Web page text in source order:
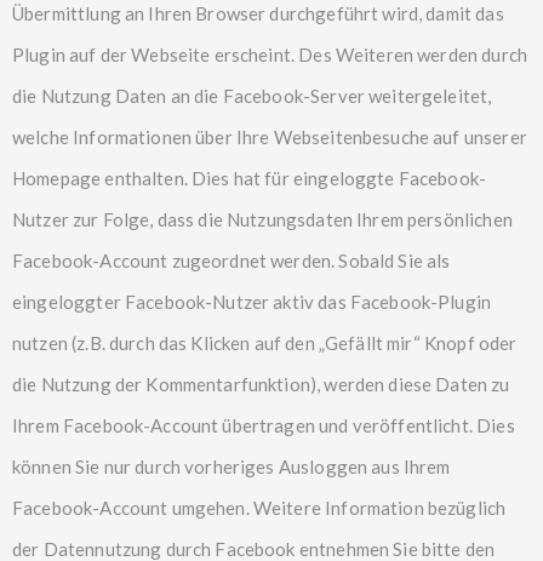
Übermittlung an Ihren Browser durchgeführt wird, damit das
Plugin auf der Webseite erscheint. Des Weiteren werden durch
die Nutzung Daten an die Facebook-Server weitergeleitet,
welche Informationen über Ihre Webseitenbesuche auf unserer
Homepage enthalten. Dies hat für eingeloggte Facebook-
Nutzer zur Folge, dass die Nutzungsdaten Ihrem persönlichen
Facebook-Account zugeordnet werden. Sobald Sie als
eingeloggter Facebook-Nutzer aktiv das Facebook-Plugin
nutzen (z.B. durch das Klicken auf den „Gefällt mir“ Knopf oder
die Nutzung der Kommentarfunktion), werden diese Daten zu
Ihrem Facebook-Account übertragen und veröffentlicht. Dies
können Sie nur durch vorheriges Ausloggen aus Ihrem
Facebook-Account umgehen. Weitere Information bezüglich
der Datennutzung durch Facebook entnehmen Sie bitte den